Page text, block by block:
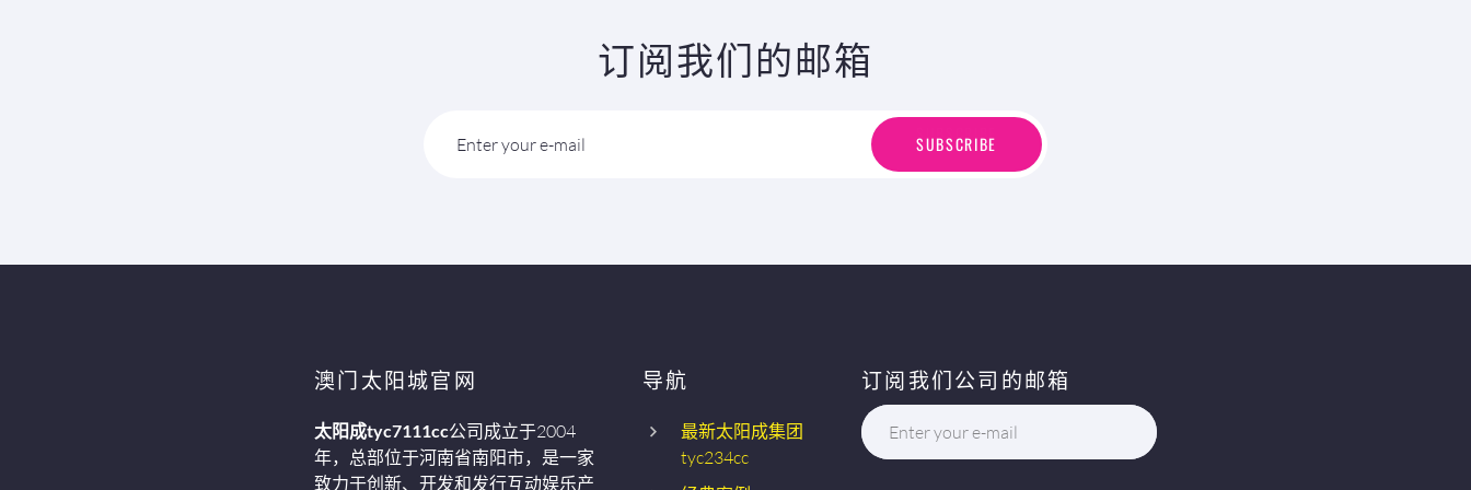
订阅我们的邮箱
Enter your e-mail SUBSCRIBE
SUBSCRIBE
澳门太阳城官网
太阳成tyc7111cc公司成立于2004
年，总部位于河南省南阳市，是一家
致力于创新、开发和发行互动娱乐产
导航
最新太阳成集团
tyc234cc
订阅我们公司的邮箱
Enter your e-mail